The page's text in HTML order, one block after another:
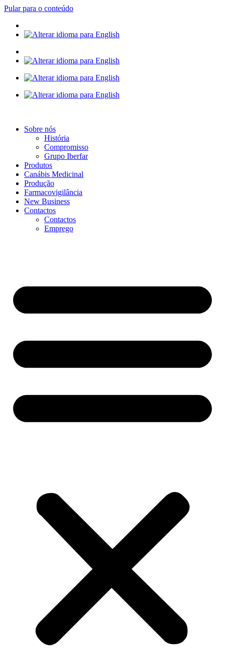
Pular para o conteúdo
Sobre nós
História
Compromisso
Grupo Iberfar
Produtos
Canábis Medicinal
Produção
Farmacovigilância
New Business
Contactos
Contactos
Emprego